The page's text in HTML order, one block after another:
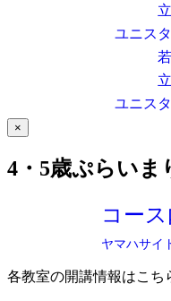
ユニス
ユニス
×
4・5歳ぷらいま
コー
ヤマハサイ
各教室の開講情報はこち